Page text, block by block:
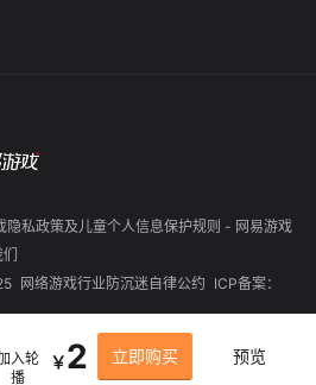
入轮
播
￥2 立即购买 预览
隐私政策及儿童个人信息保护规则 - 网易游戏
网络游戏行业防沉迷自律公约 ICP备案：